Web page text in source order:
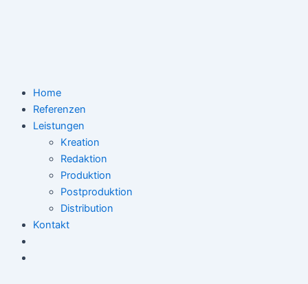
Home
Referenzen
Leistungen
Kreation
Redaktion
Produktion
Postproduktion
Distribution
Kontakt